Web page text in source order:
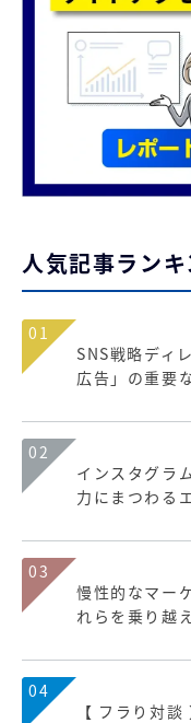
人気記事ラン
01
SNS戦略ディ
広告」の重要
02
インスタグラ
力にまつわる
03
慢性的なマー
れらを乗り越
04
【 フラり対